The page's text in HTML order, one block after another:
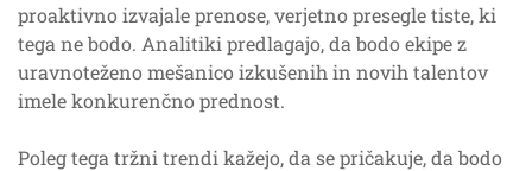
proaktivno izvajale prenose, verjetno presegle tiste, ki
tega ne bodo. Analitiki predlagajo, da bodo ekipe z
uravnoteženo mešanico izkušenih in novih talentov
imele konkurenčno prednost.
Poleg tega tržni trendi kažejo, da se pričakuje, da bodo